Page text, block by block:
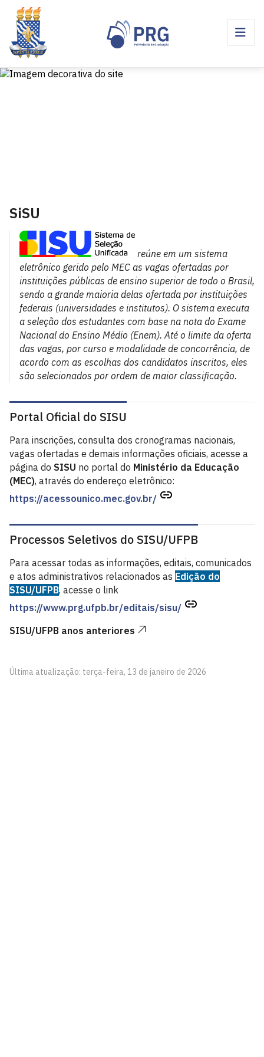
SiSU
reúne em um sistema
eletrônico gerido pelo MEC as vagas ofertadas por
instituições públicas de ensino superior de todo o Brasil,
sendo a grande maioria delas ofertada por instituições
federais (universidades e institutos). O sistema executa
a seleção dos estudantes com base na nota do Exame
Nacional do Ensino Médio (Enem). Até o limite da oferta
das vagas, por curso e modalidade de concorrência, de
acordo com as escolhas dos candidatos inscritos, eles
são selecionados por ordem de maior classificação.
Portal Oficial do SISU
Para inscrições, consulta dos cronogramas nacionais,
vagas ofertadas e demais informações oficiais, acesse a
página do SISU no portal do Ministério da Educação
(MEC), através do endereço eletrônico:
https://acessounico.mec.gov.br/
Processos Seletivos do SISU/UFPB
Para acessar todas as informações, editais, comunicados
e atos administrativos relacionados as Edição do
SISU/UFPB, acesse o link
https://www.prg.ufpb.br/editais/sisu/
SISU/UFPB anos anteriores
Última atualização: terça-feira, 13 de janeiro de 2026